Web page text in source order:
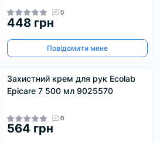
0
448 грн
Повідомити мене
Захистний крем для рук Ecolab
Epicare 7 500 мл 9025570
0
564 грн